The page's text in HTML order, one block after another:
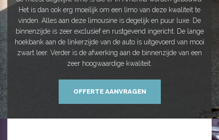
Het is dan ook erg moeilijk om een limo van deze kwaliteit te
vinden. Alles aan deze limousine is degelijk en puur luxe. De
binnenzijde is zeer exclusief en rustgevend ingericht. De lange
hoekbank aan de linkerzijde van de auto is uitgevoerd van mooi
zwart leer. Verder is de afwerking aan de binnenzijde van een
zeer hoogwaardige kwaliteit.
OFFERTE AANVRAGEN